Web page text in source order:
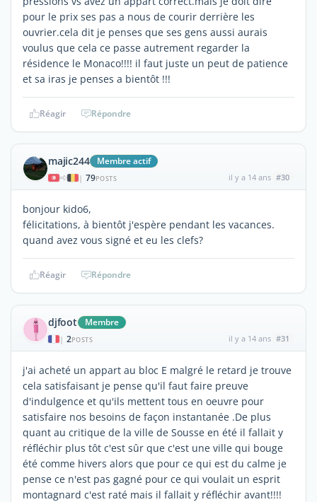
pour le prix ses pas a nous de courir derrière les
ouvrier.cela dit je penses que ses gens aussi aurais
voulus que cela ce passe autrement regarder la
résidence le Monaco!!!! il faut juste un peut de patience
et sa iras je penses a bientôt !!!
Réagir Répondre
majic244 Membre actif
| 79POSTS il y a 14 ans #30
bonjour kido6,
félicitations, à bientôt j'espère pendant les vacances.
quand avez vous signé et eu les clefs?
Réagir Répondre
djfoot Membre
| 2POSTS il y a 14 ans #31
j'ai acheté un appart au bloc E malgré le retard je trouve
cela satisfaisant je pense qu'il faut faire preuve
d'indulgence et qu'ils mettent tous en oeuvre pour
satisfaire nos besoins de façon instantanée .De plus
quant au critique de la ville de Sousse en été il fallait y
réfléchir plus tôt c'est sûr que c'est une ville qui bouge
été comme hivers alors que pour ce qui est du calme je
pense ce n'est pas gagné pour ce qui voulait un esprit
montagnard c'est raté mais il fallait y réfléchir avant!!!!